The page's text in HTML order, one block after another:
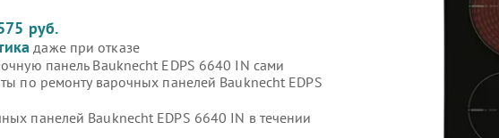
руб.
даже при отказе
панель Bauknecht EDPS 6640 IN сами
по ремонту варочных панелей Bauknecht EDPS
панелей Bauknecht EDPS 6640 IN в течении